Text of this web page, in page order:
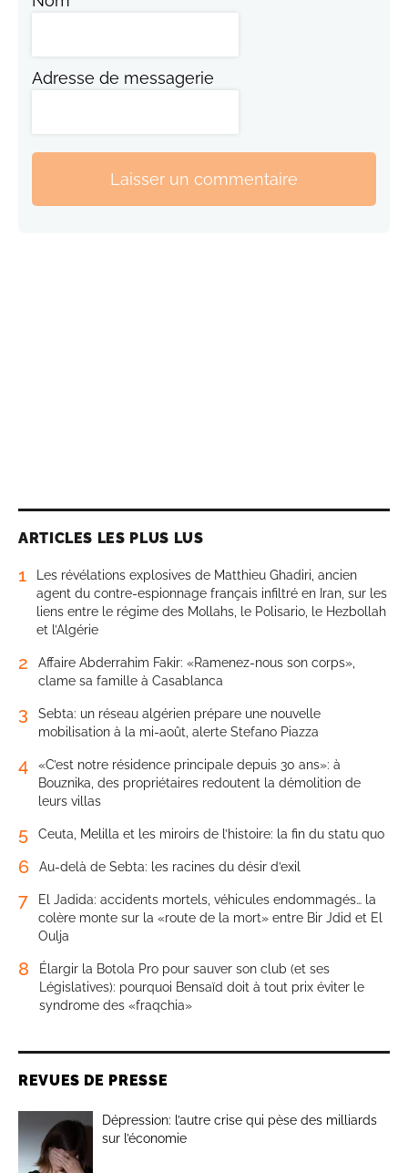
Adresse de messagerie
Laisser un commentaire
ARTICLES LES PLUS LUS
1
Les révélations explosives de Matthieu Ghadiri, ancien
agent du contre-espionnage français infiltré en Iran, sur les
liens entre le régime des Mollahs, le Polisario, le Hezbollah
et l’Algérie
2
Affaire Abderrahim Fakir: «Ramenez-nous son corps»,
clame sa famille à Casablanca
3
Sebta: un réseau algérien prépare une nouvelle
mobilisation à la mi-août, alerte Stefano Piazza
4
«C’est notre résidence principale depuis 30 ans»: à
Bouznika, des propriétaires redoutent la démolition de
leurs villas
5 Ceuta, Melilla et les miroirs de l’histoire: la fin du statu quo
6 Au-delà de Sebta: les racines du désir d’exil
7
El Jadida: accidents mortels, véhicules endommagés… la
colère monte sur la «route de la mort» entre Bir Jdid et El
Oulja
8
Élargir la Botola Pro pour sauver son club (et ses
Législatives): pourquoi Bensaïd doit à tout prix éviter le
syndrome des «fraqchia»
REVUES DE PRESSE
Dépression: l’autre crise qui pèse des milliards
sur l’économie